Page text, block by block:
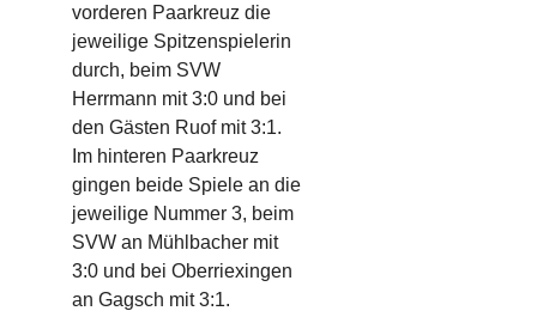
vorderen Paarkreuz die
jeweilige Spitzenspielerin
durch, beim SVW
Herrmann mit 3:0und bei
den Gästen Ruofmit 3:1.
Im hinteren Paarkreuz
gingen beide Spielean die
jeweilige Nummer 3, beim
SVW an Mühlbacher mit
3:0 und bei Oberriexingen
an Gagsch mit 3:1.